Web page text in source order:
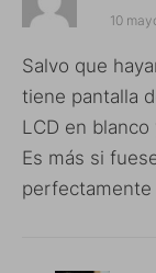
10
Salvo que
tiene pantalla
LCD en blanco
Es más si
perfectamente